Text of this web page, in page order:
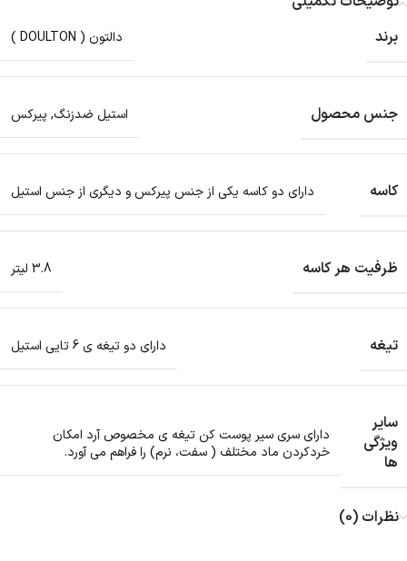
برند
دالتون ( DOULTON )
جنس محصول استیل ضدزنگ, پیرکس
کاسه دارای دو کاسه یکی از جنس پیرکس و دیگری از جنس استیل
ظرفیت هر کاسه 3.8 لیتر
تیغه دارای دو تیغه ی 6 تایی استیل
سایر
ویژگی
ها
دارای سری سیر پوست کن تیغه ی مخصوص آرد امکان
خردکردن ماد مختلف ( سفت، نرم) را فراهم می آورد.
نظرات (0)